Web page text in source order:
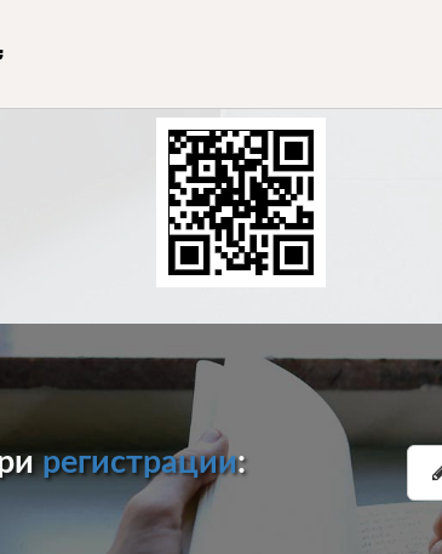
регистрации: